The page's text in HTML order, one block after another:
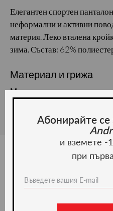
Елегантен спортен
неформални и активни
материя. Леко вталена
зима. Състав: 62%
Материал и грижа
Материал:
Ние
Абонирайте
и вземете -
при